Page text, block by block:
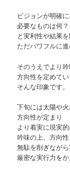
ビジョンが明確
必要なものは何
と実利性や結果
ただパワフルに
そのうえでより吟
方向性を定めてい
そんな印象です。
下旬には太陽や火
方向性が定まり
より着実に現実的
吟味の上、方向
無駄を削ぎなが
厳密な実行力をか